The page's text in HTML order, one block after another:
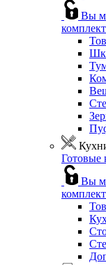
Вы
Готовые
Вы